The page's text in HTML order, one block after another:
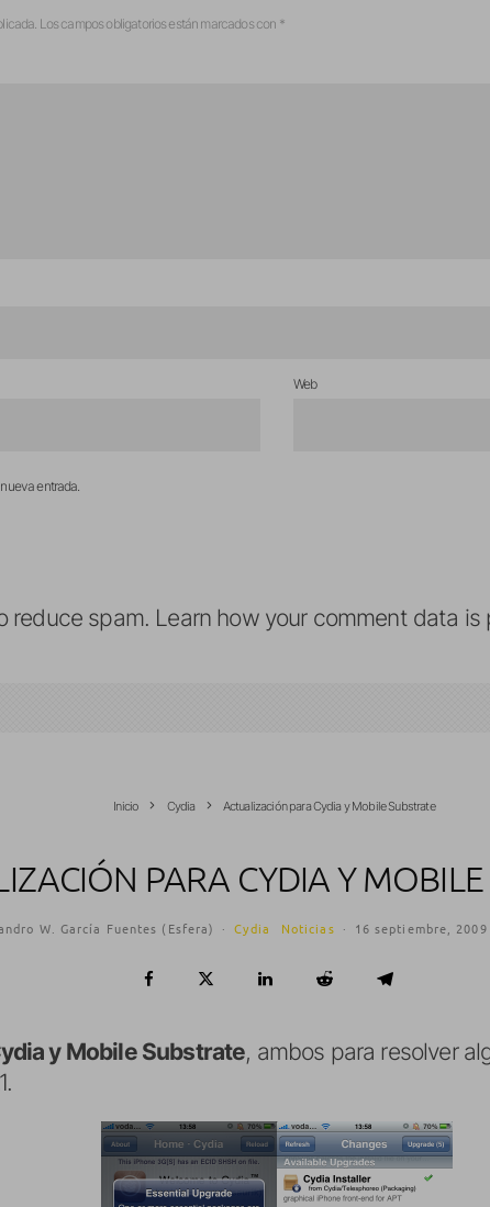
Los campos obligatorios están marcados con *
Web
entrada.
reduce spam. Learn how your comment data is
Inicio Cydia Actualización para Cydia y Mobile Substrate
PARA CYDIA Y MOBILE
W. García Fuentes (Esfera) · Cydia Noticias · 16 septiembre, 2009
y Mobile Substrate, ambos para resolver